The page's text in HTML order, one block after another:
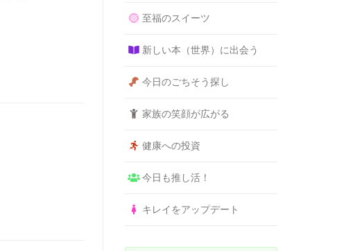
至福のスイーツ
新しい本（世界）に出会う
今日のごちそう探し
家族の笑顔が広がる
健康への投資
今日も推し活！
キレイをアップデート